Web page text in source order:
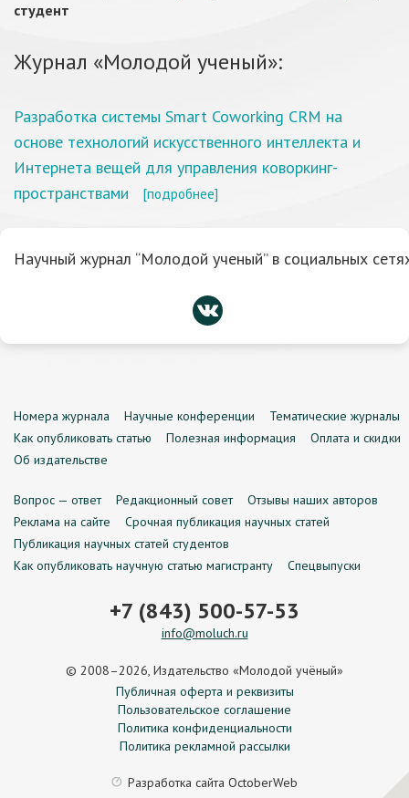
студент
Журнал «Молодой ученый»:
Разработка системы Smart Coworking CRM на
основе технологий искусственного интеллекта и
Интернета вещей для управления коворкинг-
пространствами
[подробнее]
Научный журнал “Молодой ученый” в социальных
Номера журнала Научные конференции
Тематические журналы
Как опубликовать статью
Полезная информация
Оплата и скидки
Об издательстве
Вопрос — ответ Редакционный совет
Отзывы наших авторов
Реклама на сайте
Срочная публикация научных статей
Публикация научных статей студентов
Как опубликовать научную статью магистранту
Спецвыпуски
+7 (843) 500-57-53
info@moluch.ru
© 2008–2026, Издательство «Молодой учёный»
Публичная оферта и реквизиты
Пользовательское соглашение
Политика конфиденциальности
Политика рекламной рассылки
Разработка сайта OctoberWeb